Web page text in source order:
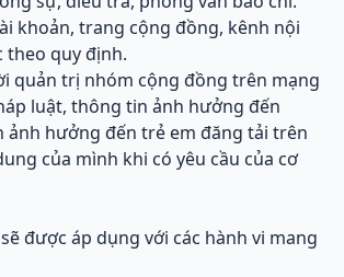
khoản, trang cộng đồng, kênh nội
quy định.
quản trị nhóm cộng đồng trên mạng
luật, thông tin ảnh hưởng đến
ảnh hưởng đến trẻ em đăng tải trên
của mình khi có yêu cầu của cơ
sẽ được áp dụng với các hành vi mang